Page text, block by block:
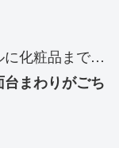
に化粧品まで…
まわりがごち